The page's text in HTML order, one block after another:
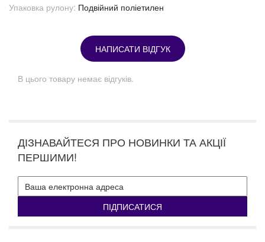
Упаковка рулону: Подвійний поліетилен
НАПИСАТИ ВІДГУК
В цього товару немає відгуків.
ДІЗНАВАЙТЕСЯ ПРО НОВИНКИ ТА АКЦІЇ
ПЕРШИМИ!
ПІДПИСАТИСЯ